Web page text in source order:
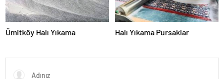
Ümitköy Halı Yıkama Halı Yıkama Pursaklar